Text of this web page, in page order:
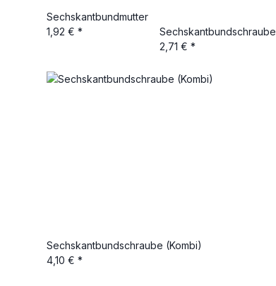
Sechskantbundmutter
1,92 € *
Sechskantbundschraube
2,71 € *
Sechskantbundschraube (Kombi)
4,10 € *